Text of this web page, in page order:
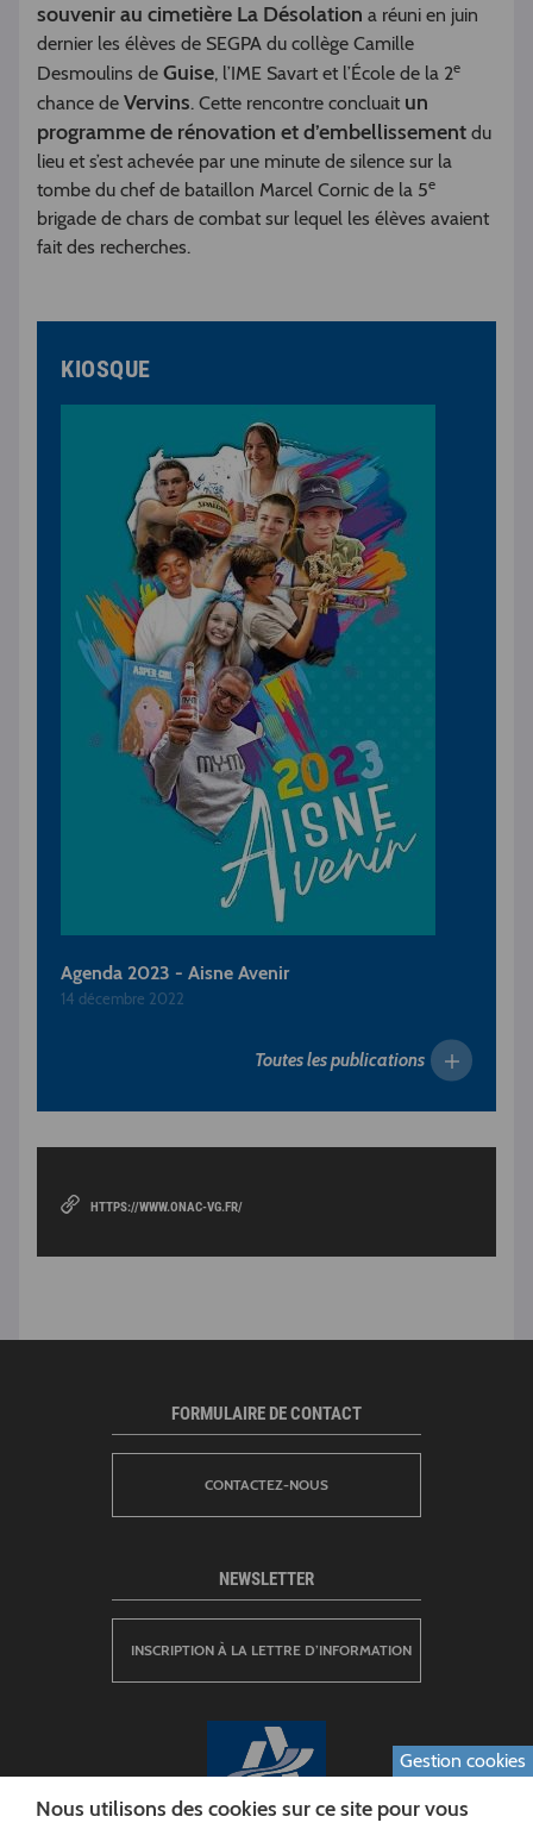
souvenir au cimetière La Désolation a réuni en juin
dernier les élèves de SEGPA du collège Camille
Desmoulins de Guise, l’IME Savart et l’École de la 2e
chance de Vervins. Cette rencontre concluait un
programme de rénovation et d’embellissement du
lieu et s’est achevée par une minute de silence sur la
tombe du chef de bataillon Marcel Cornic de la 5e
brigade de chars de combat sur lequel les élèves avaient
fait des recherches.
KIOSQUE
Agenda 2023 - Aisne Avenir
14 décembre 2022
Toutes les publications
HTTPS://WWW.ONAC-VG.FR/
FORMULAIRE DE CONTACT
CONTACTEZ-NOUS
NEWSLETTER
INSCRIPTION À LA LETTRE D’INFORMATION
Gestion cookies
Nous utilisons des cookies sur ce site pour vous